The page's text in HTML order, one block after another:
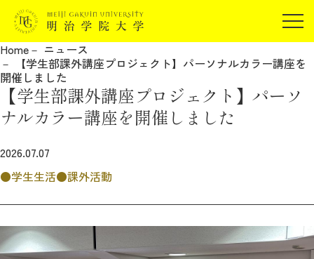
在学生の方
保証人の方
企業・研究者の方
JP EN
受験生の方
報道関係の方
Home
ニュース
【学生部課外講座プロジェクト】パーソナルカラー講座を
開催しました
【学生部課外講座プロジェクト】パーソ
ナルカラー講座を開催しました
2026.07.07
学生生活
課外活動